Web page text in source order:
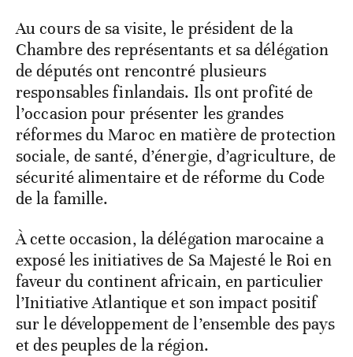
Au cours de sa visite, le président de la
Chambre des représentants et sa délégation
de députés ont rencontré plusieurs
responsables finlandais. Ils ont profité de
l’occasion pour présenter les grandes
réformes du Maroc en matière de protection
sociale, de santé, d’énergie, d’agriculture, de
sécurité alimentaire et de réforme du Code
de la famille.
À cette occasion, la délégation marocaine a
exposé les initiatives de Sa Majesté le Roi en
faveur du continent africain, en particulier
l’Initiative Atlantique et son impact positif
sur le développement de l’ensemble des pays
et des peuples de la région.